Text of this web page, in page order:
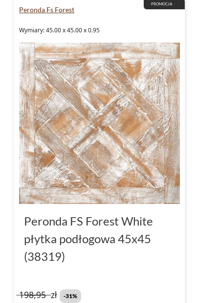
PROMOCJA
Peronda Fs Forest
Wymiary: 45.00 x 45.00 x 0.95
Peronda FS Forest White
płytka podłogowa 45x45
(38319)
198,95zł -31%